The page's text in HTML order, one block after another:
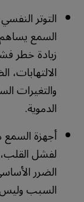
التوتر
زيادة خطر
والتغيرات
الدموية.
أجهزة السمع
لفشل
الضرر
السبب